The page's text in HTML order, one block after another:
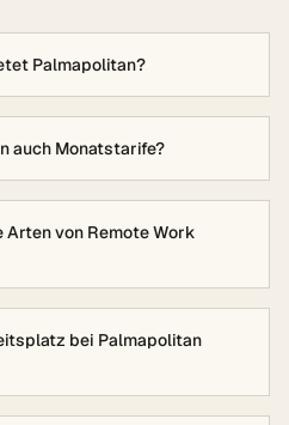
Palmapolitan?
auch Monatstarife?
von Remote Work
bei Palmapolitan